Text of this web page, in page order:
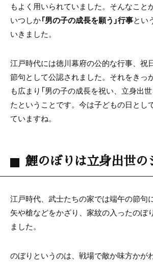
もよく用いられていました。そんなこと
いつしか「男の子の成長を願う」行事とい
いきました。
江戸時代には徳川幕府の公的な行事、祝
節句として公認されました。それをきっ
も広まり「男の子の成長を祝い、立身出
たということです。今は子どもの日とし
ていますね。
鯉のぼりは立身出世の
江戸時代、武士たちの家では端午の節句
矢や槍などをかざり、家紋の入ったのぼ
ました。
のぼりというのは、戦場で敵か味方かが